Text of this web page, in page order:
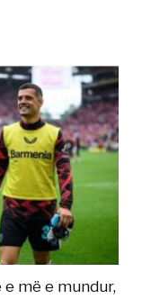
më e mundur,